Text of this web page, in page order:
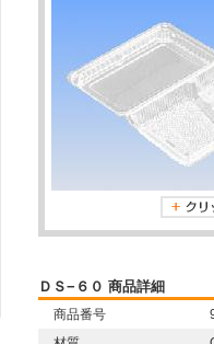
ＤＳ−６０ 商品詳細
商品番号